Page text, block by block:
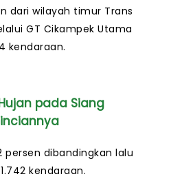
dari wilayah timur Trans
GT Cikampek Utama
kendaraan.
pada Siang
persen dibandingkan lalu
kendaraan.